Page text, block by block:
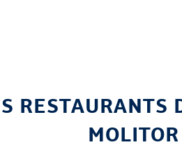
RESTAURANTS
MOLITOR